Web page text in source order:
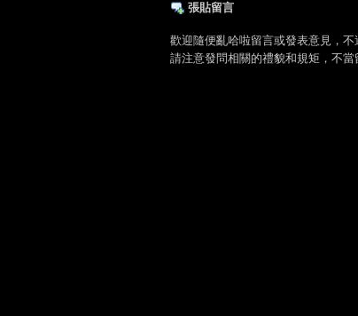
張貼留言
歡迎隨便亂哈啦留言或發表意見，不
請注意發問相關的禮貌和規矩，不